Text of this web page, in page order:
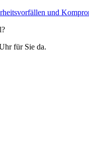
und
für Sie da.